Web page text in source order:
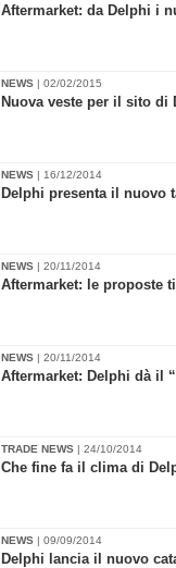
Aftermarket: da Delphi i
NEWS | 02/02/2015
Nuova veste per il sito di
NEWS | 16/12/2014
Delphi presenta il nuovo
NEWS | 20/11/2014
Aftermarket: le proposte
NEWS | 20/11/2014
Aftermarket: Delphi dà il
TRADE NEWS | 24/10/2014
Che fine fa il clima di
NEWS | 09/09/2014
Delphi lancia il nuovo